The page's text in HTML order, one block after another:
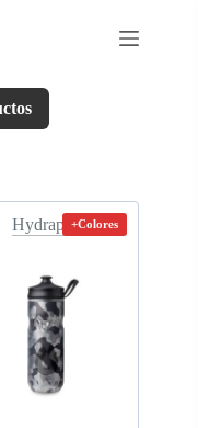
Hydrapak+Colores